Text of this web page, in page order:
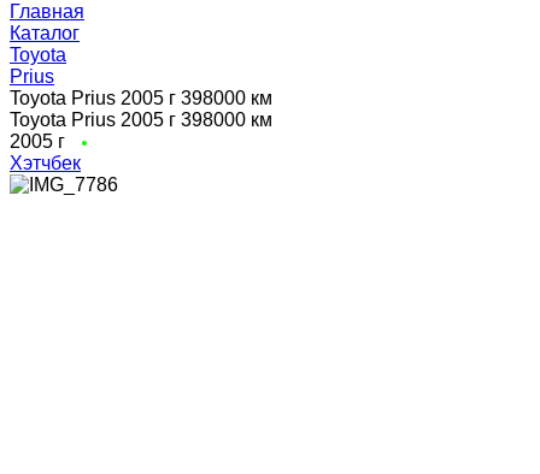
Главная
Каталог
Toyota
Prius
Toyota Prius 2005 г 398000 км
Toyota Prius 2005 г 398000 км
2005 г
Хэтчбек